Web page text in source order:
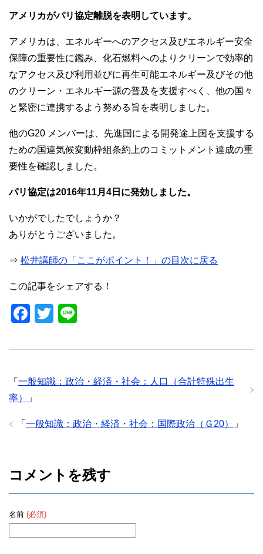
アメリカがパリ協定離脱を表明しています。
アメリカは、エネルギーへのアクセス及びエネルギー安全
保障の重要性に鑑み、化石燃料へのよりクリーンで効率的
なアクセス及び利用並びに再生可能エネルギー及びその他
のクリーン・エネルギー源の普及を支援すべく、他の国々
と緊密に連携するよう努める旨を表明しました。
他のG20 メンバーは、先進国による開発途上国を支援する
ための国連気候変動枠組条約上のコミットメント達成の重
要性を確認しました。
パリ協定は2016年11月4日に発効しました。
いかがでしたでしょうか？
ありがとうございました。
⇒ 松井講師の「ここがポイント！」の目次に戻る
この記事をシェアする！
F
c
b
o
o
T
tt
e
「 一般知識：政治・経済・社会：人口（合計特殊出生
率）
」
「 一般知識：政治・経済・社会：国際政治（Ｇ20） 」
コメントを残す
名前 (必須)